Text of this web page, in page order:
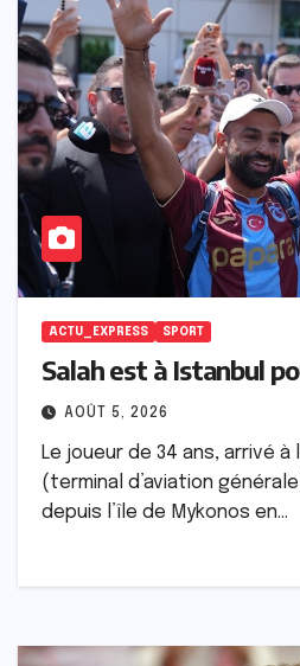
ACTU_EXPRESS SPORT
Salah est à Istanbul
AOÛT 5, 2026
Le joueur de 34 ans, arrivé
(terminal d’aviation
depuis l’île de Mykonos en…